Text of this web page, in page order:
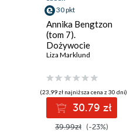
30 pkt
Annika Bengtzon
(tom 7).
Dożywocie
Liza Marklund
(23,99 zł najniższa cena z 30 dni)
30.79 zł
39.99zł (-23%)